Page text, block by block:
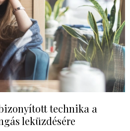
technika a
leküzdésére